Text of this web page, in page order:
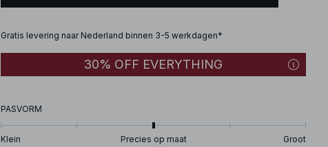
Gratis levering naar Nederland binnen 3-5 werkdagen*
30% OFF EVERYTHING
PASVORM
Klein Precies op maat Groot